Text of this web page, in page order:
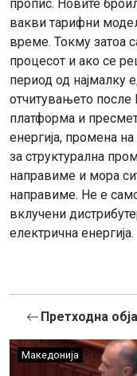
пропис. Новите
вакви тарифни
време. Токму затоа
процесот и ако се
период од најмалку
отчитувањето после
платформа и
енергија, промена
за структурална
направиме и мора
направиме. Не е
вклучени
електрична енергија.
Претходна
Македонија